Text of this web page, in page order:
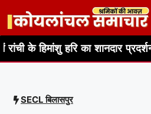
content
हरि का शानदार प्रदर्शन, देशभर में
SECL बिलासपुर